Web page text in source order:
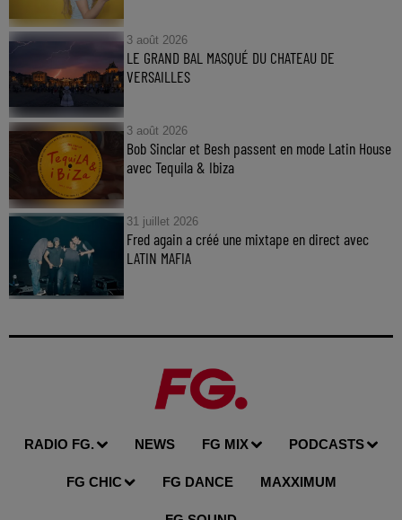
3 août 2026
LE GRAND BAL MASQUÉ DU CHATEAU DE
VERSAILLES
3 août 2026
Bob Sinclar et Besh passent en mode Latin House
avec Tequila & Ibiza
31 juillet 2026
Fred again a créé une mixtape en direct avec
LATIN MAFIA
RADIO FG. NEWS FG MIX PODCASTS
FG CHIC FG DANCE MAXXIMUM